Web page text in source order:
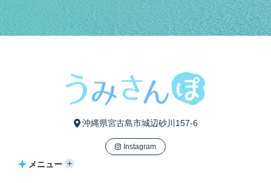
沖縄県宮古島市城辺砂川157-6
Instagram
メニュー